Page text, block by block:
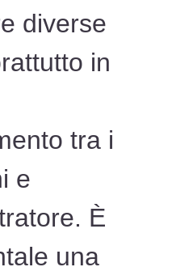
diverse
in
tra i
e
È
una